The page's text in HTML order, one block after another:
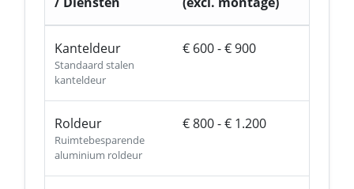
Kanteldeur
Standaard stalen
kanteldeur
€ 600 - € 900
Roldeur
Ruimtebesparende
aluminium roldeur
€ 800 - € 1.200